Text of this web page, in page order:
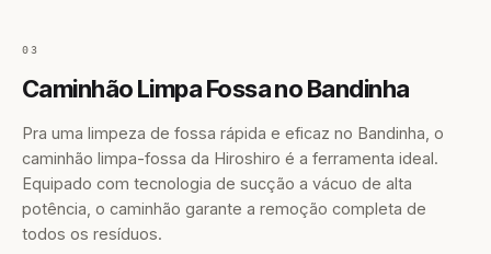
03
Caminhão Limpa Fossa no Bandinha
Pra uma limpeza de fossa rápida e eficaz no Bandinha, o
caminhão limpa-fossa da Hiroshiro é a ferramenta ideal.
Equipado com tecnologia de sucção a vácuo de alta
potência, o caminhão garante a remoção completa de
todos os resíduos.